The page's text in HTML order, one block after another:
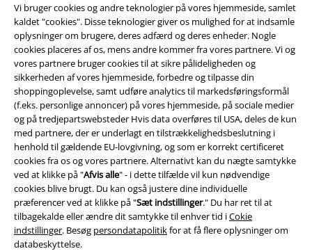
Vi bruger cookies og andre teknologier på vores hjemmeside, samlet
kaldet "cookies". Disse teknologier giver os mulighed for at indsamle
oplysninger om brugere, deres adfærd og deres enheder. Nogle
cookies placeres af os, mens andre kommer fra vores partnere. Vi og
vores partnere bruger cookies til at sikre pålideligheden og
sikkerheden af ​​vores hjemmeside, forbedre og tilpasse din
shoppingoplevelse, samt udføre analytics til markedsføringsformål
(f.eks. personlige annoncer) på vores hjemmeside, på sociale medier
og på tredjepartswebsteder Hvis data overføres til USA, deles de kun
med partnere, der er underlagt en tilstrækkelighedsbeslutning i
henhold til gældende EU-lovgivning, og som er korrekt certificeret
cookies fra os og vores partnere. Alternativt kan du nægte samtykke
ved at klikke på "Afvis alle" - i dette tilfælde vil kun nødvendige
cookies blive brugt. Du kan også justere dine individuelle
præferencer ved at klikke på "Sæt indstillinger." Du har ret til at
tilbagekalde eller ændre dit samtykke til enhver tid iCokie
indstillinger. Besøg persondatapolitikfor at få flere oplysninger om
databeskyttelse.
A Warner Music Group Company